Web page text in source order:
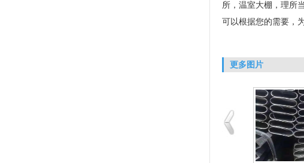
所，温室大棚，理所
可以根据您的需要，
更多图片